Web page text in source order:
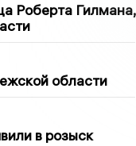
Роберта Гилмана,
области
в розыск